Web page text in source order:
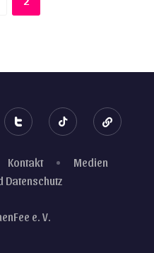
Kontakt
Medien
Datenschutz
e. V.